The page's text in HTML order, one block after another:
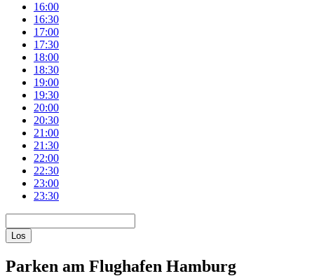
16:00
16:30
17:00
17:30
18:00
18:30
19:00
19:30
20:00
20:30
21:00
21:30
22:00
22:30
23:00
23:30
Los
Parken am Flughafen Hamburg